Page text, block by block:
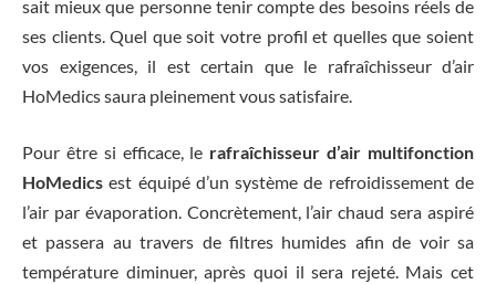
sait mieux que personne tenir compte des besoins réels de
ses clients. Quel que soit votre profil et quelles que soient
vos exigences, il est certain que le rafraîchisseur d’air
HoMedics saura pleinement vous satisfaire.
Pour être si efficace, le rafraîchisseur d’air multifonction
HoMedicsest équipé d’un système de refroidissement de
l’air par évaporation. Concrètement, l’air chaud sera aspiré
et passera au travers de filtres humides afin de voir sa
température diminuer, après quoi il sera rejeté. Mais cet